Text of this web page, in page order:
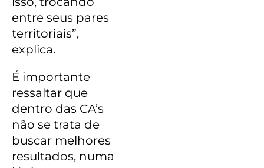
entre seus pares
territoriais”,
explica.
É importante
ressaltar que
dentro das CA’s
não se trata de
buscar melhores
resultados, numa